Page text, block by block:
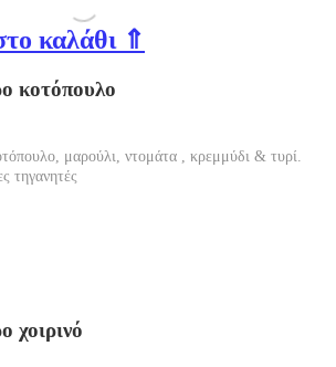
καλάθι ⇑
κοτόπουλο
μαρούλι, ντομάτα , κρεμμύδι & τυρί.
τηγανητές
χοιρινό